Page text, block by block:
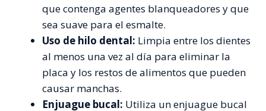
que contenga agentes blanqueadores y que
sea suave para el esmalte.
Uso de hilo dental: Limpia entre los dientes
al menos una vez al día para eliminar la
placa y los restos de alimentos que pueden
causar manchas.
Enjuague bucal: Utiliza un enjuague bucal